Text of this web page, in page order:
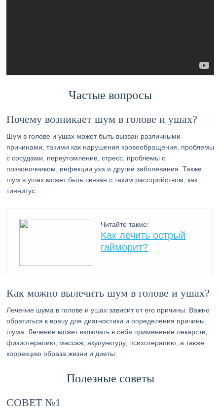
Частые вопросы
Почему возникает шум в голове и ушах?
Шум в голове и ушах может быть вызван различными
причинами, такими как нарушения кровообращения, проблемы
с сосудами, переутомление, стресс, проблемы с
позвоночником, инфекции уха и другие заболевания. Также
шум в ушах может быть связан с таким расстройством, как
тиннитус.
Читайте также:
Как лечить острый
гайморит?
Как можно вылечить шум в голове и ушах?
Лечение шума в голове и ушах зависит от его причины. Важно
обратиться к врачу для диагностики и определения причины
шума. Лечение может включать в себя применение лекарств,
физиотерапию, массаж, акупунктуру, психотерапию, а также
коррекцию образа жизни и диеты.
Полезные советы
СОВЕТ №1